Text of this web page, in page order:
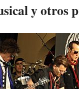
y otros